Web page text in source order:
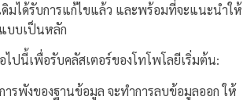
ดิมได้รับการแก้ไขแล้ว และพร้อมที่จะแนะนำให้
บบเป็นหลัก
ปนี้เพื่อรับคลัสเตอร์ของโทโพโลยีเริ่มต้น:
ารพังของฐานข้อมูล จะทำการลบข้อมูลออก ให้